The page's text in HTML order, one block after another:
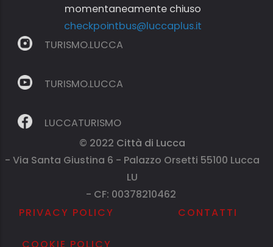
momentaneamente chiuso
checkpointbus@luccaplus.it
TURISMO.LUCCA
TURISMO.LUCCA
LUCCATURISMO
© 2022 Città di Lucca
- Via Santa Giustina 6 - Palazzo Orsetti 55100 Lucca
LU
- CF: 00378210462
PRIVACY POLICY
CONTATTI